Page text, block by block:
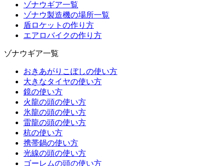
ゾナウギア一覧
ゾナウ製造機の場所一覧
盾ロケットの作り方
エアロバイクの作り方
ゾナウギア一覧
おきあがりこぼしの使い方
大きなタイヤの使い方
鏡の使い方
火龍の頭の使い方
氷龍の頭の使い方
雷龍の頭の使い方
杭の使い方
携帯鍋の使い方
光線の頭の使い方
ゴーレムの頭の使い方